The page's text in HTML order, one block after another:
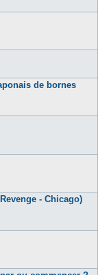
de bornes
- Chicago)